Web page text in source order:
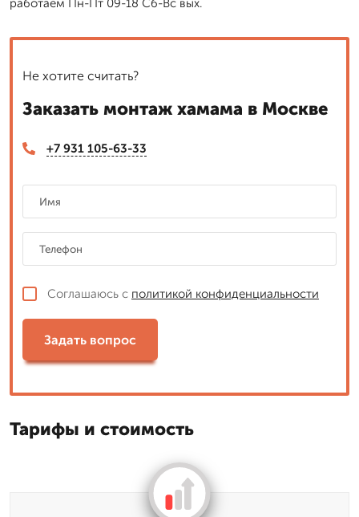
Не хотите считать?
Заказать монтаж хамама в Москве
+7 931 105-63-33
Соглашаюсь с политикой конфиденциальности
Задать вопрос
Тарифы и стоимость